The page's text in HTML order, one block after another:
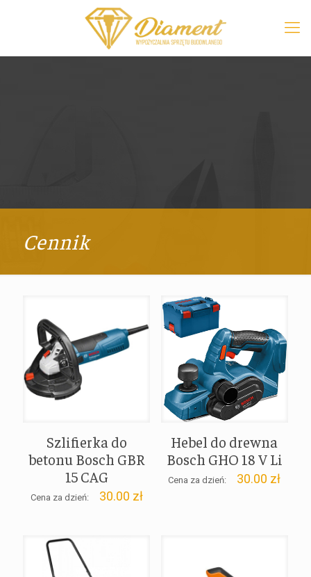
Cennik
Szlifierka do
betonu Bosch GBR
15 CAG
Cena za dzień: 30.00 zł
Hebel do drewna
Bosch GHO 18 V Li
Cena za dzień: 30.00 zł